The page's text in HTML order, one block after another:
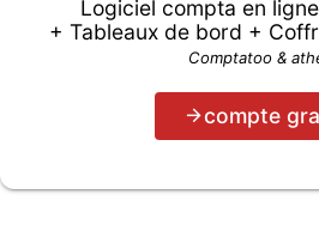
Logiciel compta en ligne
+ Tableaux de bord +
Comptatoo &
compte